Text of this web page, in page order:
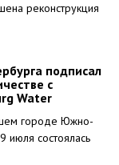
реконструкция
подписал
с
Water
городе Южно-
июля состоялась